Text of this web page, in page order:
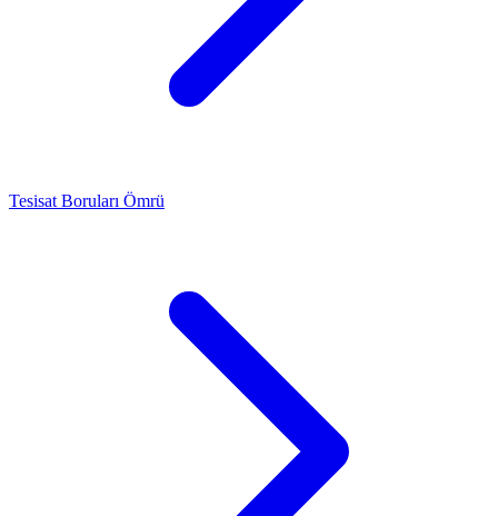
Tesisat Boruları Ömrü